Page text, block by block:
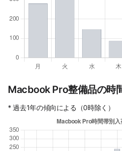
Macbook Pro整備品の時
* 過去1年の傾向による（0時除く）